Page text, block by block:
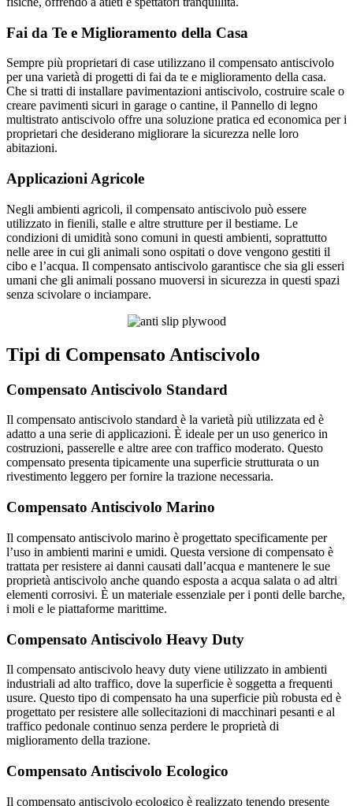
Fai da Te e Miglioramento della Casa
Sempre più proprietari di case utilizzano il compensato antiscivolo
per una varietà di progetti di fai da te e miglioramento della casa.
Che si tratti di installare pavimentazioni antiscivolo, costruire scale o
creare pavimenti sicuri in garage o cantine, il Pannello di legno
multistrato antiscivolo offre una soluzione pratica ed economica per i
proprietari che desiderano migliorare la sicurezza nelle loro
abitazioni.
Applicazioni Agricole
Negli ambienti agricoli, il compensato antiscivolo può essere
utilizzato in fienili, stalle e altre strutture per il bestiame. Le
condizioni di umidità sono comuni in questi ambienti, soprattutto
nelle aree in cui gli animali sono ospitati o dove vengono gestiti il
cibo e l’acqua. Il compensato antiscivolo garantisce che sia gli esseri
umani che gli animali possano muoversi in sicurezza in questi spazi
senza scivolare o inciampare.
Tipi di Compensato Antiscivolo
Compensato Antiscivolo Standard
Il compensato antiscivolo standard è la varietà più utilizzata ed è
adatto a una serie di applicazioni. È ideale per un uso generico in
costruzioni, passerelle e altre aree con traffico moderato. Questo
compensato presenta tipicamente una superficie strutturata o un
rivestimento leggero per fornire la trazione necessaria.
Compensato Antiscivolo Marino
Il compensato antiscivolo marino è progettato specificamente per
l’uso in ambienti marini e umidi. Questa versione di compensato è
trattata per resistere ai danni causati dall’acqua e mantenere le sue
proprietà antiscivolo anche quando esposta a acqua salata o ad altri
elementi corrosivi. È un materiale essenziale per i ponti delle barche,
i moli e le piattaforme marittime.
Compensato Antiscivolo Heavy Duty
Il compensato antiscivolo heavy duty viene utilizzato in ambienti
industriali ad alto traffico, dove la superficie è soggetta a frequenti
usure. Questo tipo di compensato ha una superficie più robusta ed è
progettato per resistere alle sollecitazioni di macchinari pesanti e al
traffico pedonale continuo senza perdere le proprietà di
miglioramento della trazione.
Compensato Antiscivolo Ecologico
Il compensato antiscivolo ecologico è realizzato tenendo presente